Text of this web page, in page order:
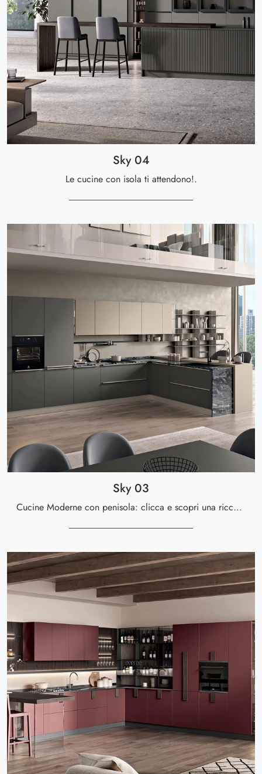
Sky 04
Le cucine con isola ti attendono!.
Sky 03
Cucine Moderne con penisola: clicca e scopri una ricca gamma di soluzioni della firma Spar, tra cui il modello Sky 03.